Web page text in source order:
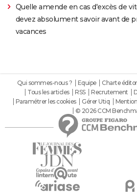
Quelle amende en cas d'excès de
devez absolument savoir avant de
vacances
Qui sommes-nous ? Equipe Charte
Tous les articles
RSS Recrutement
Paramétrer les cookies
Gérer Utiq
© 2026 CCM